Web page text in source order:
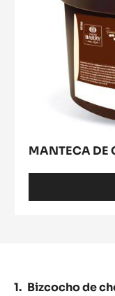
MANTECA DE
Bizcocho de